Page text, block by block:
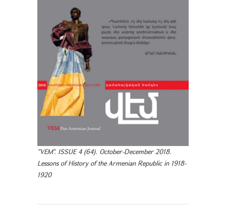
"VEM". ISSUE 4 (64). October-December 2018.
Lessons of History of the Armenian Republic in 1918-
1920